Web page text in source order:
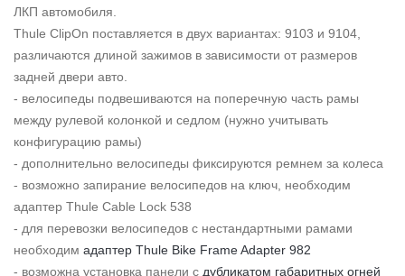
ЛКП автомобиля.
Thule ClipOn поставляется в двух вариантах: 9103 и 9104,
различаются длиной зажимов в зависимости от размеров
задней двери авто.
- велосипеды подвешиваются на поперечную часть рамы
между рулевой колонкой и седлом (нужно учитывать
конфигурацию рамы)
- дополнительно велосипеды фиксируются ремнем за колеса
- возможно запирание велосипедов на ключ, необходим
адаптер Thule Cable Lock 538
- для перевозки велосипедов с нестандартными рамами
необходим адаптер Thule Bike Frame Adapter 982
- возможна установка панели с дубликатом габаритных огней